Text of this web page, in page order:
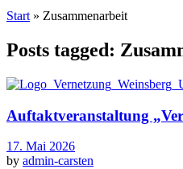
Start » Zusammenarbeit
Posts tagged:
Auftaktveranstaltung
17. Mai 2026
by admin-carsten